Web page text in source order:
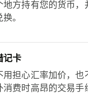
地方持有您的货币，
。
记卡
用担心汇率加价，也
消费时高昂的交易手